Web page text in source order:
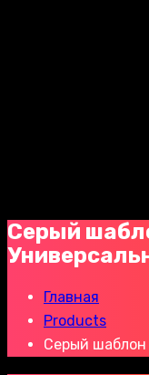
Серый
Главная
Products
Серый шаблон